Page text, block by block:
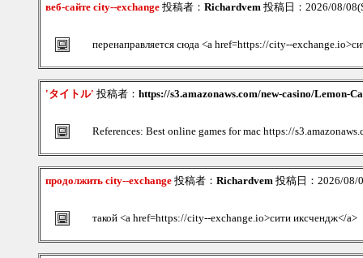
веб-сайте city--exchange 投稿者： Richardvem 投稿日：2026/08/
перенаправляется сюда <a href=https://city--
'タイトル' 投稿者： https://s3.amazonaws.com/new-casino/Lemon-
References: Best online games for mac https://
продолжить city--exchange 投稿者： Richardvem 投稿日：2026/08/
такой <a href=https://city--exchange.io>сити иксчендж</a>